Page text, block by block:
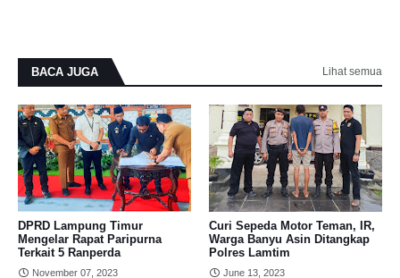
BACA JUGA Lihat semua
DPRD Lampung Timur
Mengelar Rapat Paripurna
Terkait 5 Ranperda
November 07, 2023
Curi Sepeda Motor Teman, IR,
Warga Banyu Asin Ditangkap
Polres Lamtim
June 13, 2023